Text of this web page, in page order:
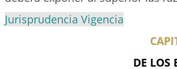
Jurisprudencia Vigencia
DE LOS